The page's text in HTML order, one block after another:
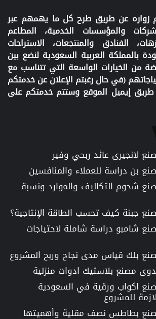
زواره عن طريق طرح كل ما يهمهم عبر
والمؤسسات الخدمية، المطاعم
الفنادق والمنتجعات، الاستراحات
بالمملكة العربية السعودية لنضع بين
من الخيارات الواسعة التي تتناسب مع
(في حال رغبتم الإعلان عن خدمتكم
إيميل الموقع وستتم خدمتكم على
لانجيرى عائد ربحي وفير
بن دراسة للعملاء والمنافسين
شحوم التكاليف والموارد ونسبة
جبنة كيف تحسب الطاقة الإنتاجية؟
شامبو دراسة شاملة لاحتياجات
بلك قياس مدى نجاح وربح المشروع
مصنع بلاستيك ادوات منزلية
اكواب ورقية في السعودية
للمشروع
بطاطس نصف مقلية وأهميتها